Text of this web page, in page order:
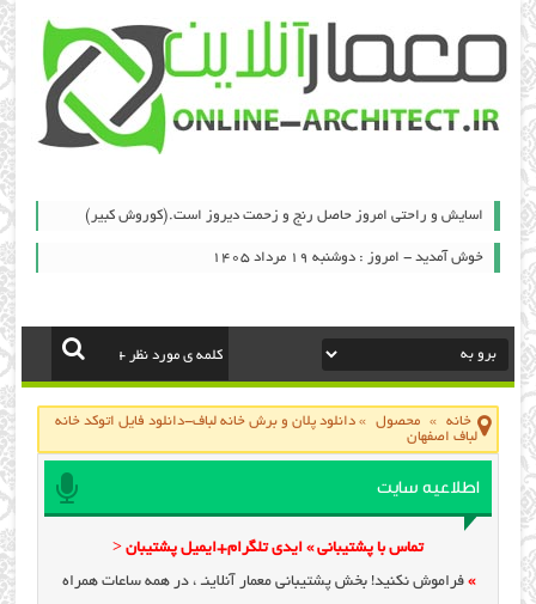
اسایش و راحتی امروز حاصل رنج و زحمت دیروز است.(کوروش کبیر)
خوش آمدید - امروز : دوشنبه ۱۹ مرداد ۱۴۰۵
خانه » محصول »دانلود پلان و برش خانه لباف-دانلود فایل اتوکد خانه
لباف اصفهان
اطلاعیه سایت
تماس با پشتیبانی » ایدی تلگرام+ایمیل پشتیبان <
» فراموش نکنید! بخش پشتیبانی معمار آنلاینـ ، در همه ساعات همراه